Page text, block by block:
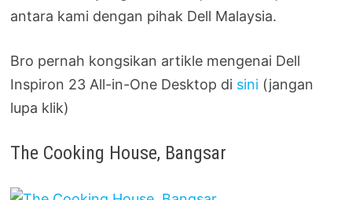
antara kami dengan pihak Dell Malaysia.
Bro pernah kongsikan artikle mengenai Dell
Inspiron 23 All-in-One Desktop di sini (jangan
lupa klik)
The Cooking House, Bangsar